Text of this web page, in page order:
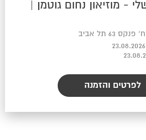
- מוזיאון נחום גוטמן |
63 תל אביב
לפרטים והזמנה